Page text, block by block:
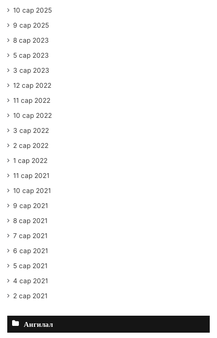
10 сар 2025
9 сар 2025
8 сар 2023
5 сар 2023
3 сар 2023
12 сар 2022
11 сар 2022
10 сар 2022
3 сар 2022
2 сар 2022
1 сар 2022
11 сар 2021
10 сар 2021
9 сар 2021
8 сар 2021
7 сар 2021
6 сар 2021
5 сар 2021
4 сар 2021
2 сар 2021
Ангилал